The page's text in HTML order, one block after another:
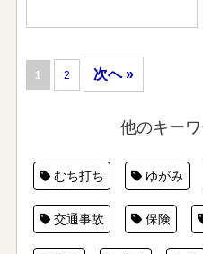
1 2 次へ »
他のキー
むち打ち ゆがみ
交通事故 保険